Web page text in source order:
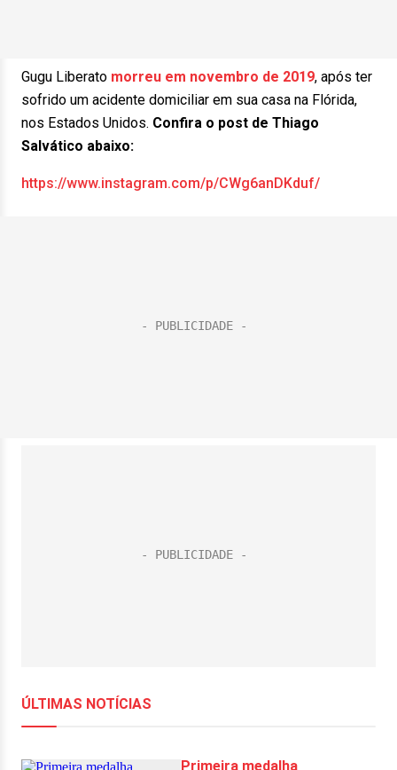
Gugu Liberato morreu em novembro de 2019, após ter
sofrido um acidente domiciliar em sua casa na Flórida,
nos Estados Unidos. Confira o post de Thiago
Salvático abaixo:
https://www.instagram.com/p/CWg6anDKduf/